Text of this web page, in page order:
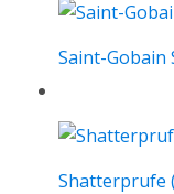
Saint-
Shatterprufe